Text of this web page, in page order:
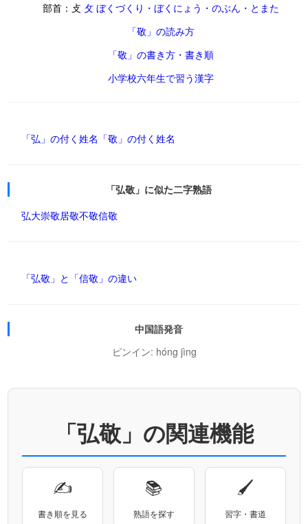
部首：攴 攵 ぼくづくり・ぼくにょう・のぶん・とまた
「敬」の読み方
「敬」の書き方・書き順
小学校六年生で習う漢字
「弘」の付く姓名 「敬」の付く姓名
「弘敬」に似た二字熟語
弘大崇敬居敬不敬信敬
「弘敬」と「信敬」の違い
中国語発音
ピンイン: hóng jìng
「弘敬」の関連機能
✍
書き順を見る
📚
熟語を探す
🖌
習字・書道